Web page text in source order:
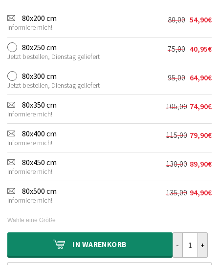
80x200 cm
Informiere mich!
80,00
Preis
war:
80,00€
54,90€
Aktueller
Preis
ist:
54,90€.
80x250 cm
Jetzt bestellen, Dienstag geliefert
75,00
Preis
war:
75,00€
40,95€
Aktueller
Preis
ist:
40,95€.
80x300 cm
Jetzt bestellen, Dienstag geliefert
95,00
Preis
war:
95,00€
64,90€
Aktueller
Preis
ist:
64,90€.
80x350 cm
Informiere mich!
105,00
Preis
war:
105,00€
74,90€
Aktueller
Preis
ist:
74,90€.
80x400 cm
Informiere mich!
115,00
Preis
war:
115,00€
79,90€
Aktueller
Preis
ist:
79,90€.
80x450 cm
Informiere mich!
130,00
Preis
war:
130,00€
89,90€
Aktueller
Preis
ist:
89,90€.
80x500 cm
Informiere mich!
135,00 94,90€
Aktueller
Wähle eine Größe
IN WARENKORB